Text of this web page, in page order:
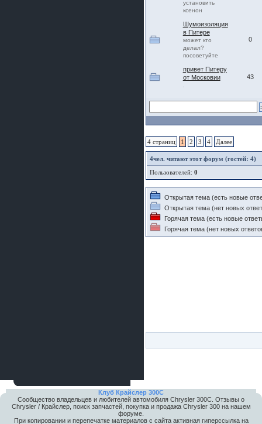
установить
ксенон
Шумоизоляция
в Питере
может кто
делал?
посоветуйте
0
привет Питеру
от Московии
43
4 страниц 1 2 3 4 Далее
4чел. читают этот форум (гостей: 4)
Пользователей: 0
Открытая тема (есть новые
Открытая тема (нет новых
Горячая тема (есть новые
Горячая тема (нет новых
Клуб Крайслер 300C
Сообщество владельцев и любителей автомобиля Chrysler 300С. Отзывы о
Chrysler / Крайслер, поиск запчастей, покупка и продажа Chrysler 300 на нашем
форуме.
При копировании и перепечатке материалов с сайта активная гиперссылка на